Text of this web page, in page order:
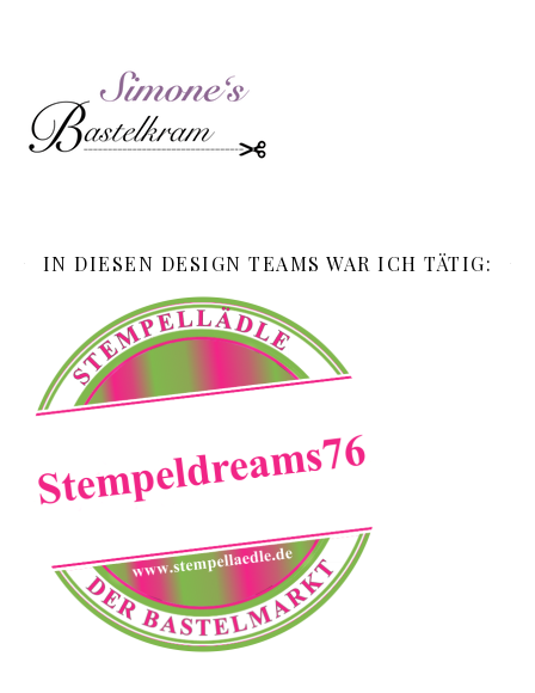
IN DIESEN DESIGN TEAMS WAR ICH TÄTIG: